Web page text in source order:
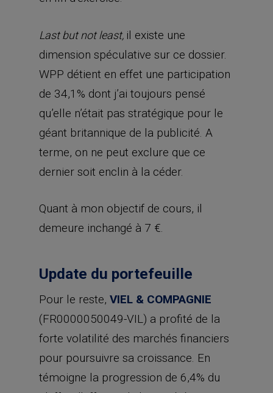
Last but not least, il existe une
dimension spéculative sur ce dossier.
WPP détient en effet une participation
de 34,1% dont j’ai toujours pensé
qu’elle n’était pas stratégique pour le
géant britannique de la publicité. A
terme, on ne peut exclure que ce
dernier soit enclin à la céder.
Quant à mon objectif de cours, il
demeure inchangé à 7 €.
Update du portefeuille
Pour le reste, VIEL & COMPAGNIE
(FR0000050049-VIL) a profité de la
forte volatilité des marchés financiers
pour poursuivre sa croissance. En
témoigne la progression de 6,4% du